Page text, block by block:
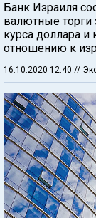
Банк Израиля
валютные
курса доллара
отношению к
16.10.2020 12:40 //